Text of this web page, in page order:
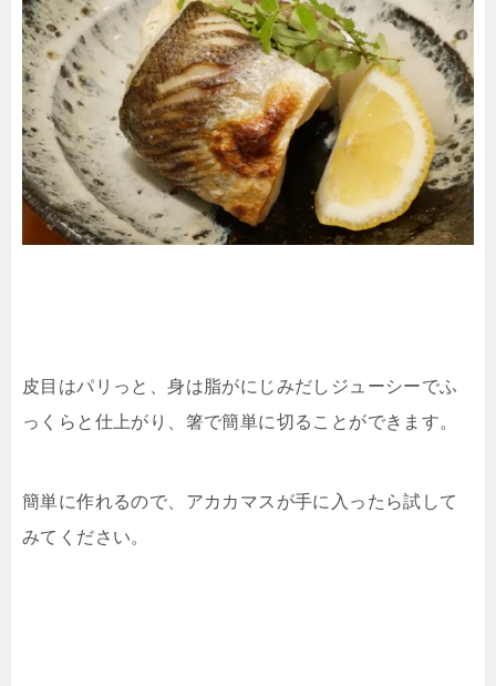
皮目はパリっと、身は脂がにじみだしジューシーでふ
っくらと仕上がり、箸で簡単に切ることができます。
簡単に作れるので、アカカマスが手に入ったら試して
みてください。